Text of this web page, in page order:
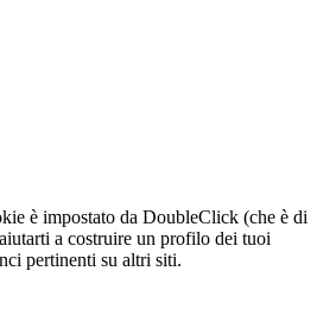
è impostato da DoubleClick (che è di
a costruire un profilo dei tuoi
pertinenti su altri siti.